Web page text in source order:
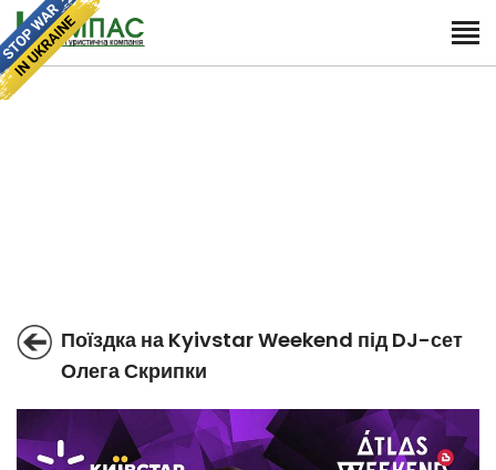
Поїздка на Kyivstar Weekend під DJ-сет
Олега Скрипки